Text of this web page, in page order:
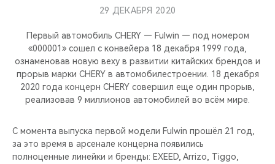
КРОССОВЕРЫ
СЕДАНЫ
НОВИНКИ
КРЕДИТ И СТРАХОВАНИЕ
ЗАПЧАСТИ И АКСЕССУАРЫ
ПОДДЕРЖКА
О БРЕНДЕ
CHERY В СОЦСЕТЯХ
КРЕДИТ
МЫ В СОЦСЕТЯХ
29 ДЕКАБРЯ 2020
Первый автомобиль CHERY — Fulwin — под номером
«000001» сошел с конвейера 18 декабря 1999 года,
ознаменовав новую веху в развитии китайских брендов и
прорыв марки CHERY в автомобилестроении. 18 декабря
2020 года концерн CHERY совершил еще один прорыв,
реализовав 9 миллионов автомобилей во всём мире.
С момента выпуска первой модели Fulwin прошёл 21 год,
за это время в арсенале концерна появились
полноценные линейки и бренды: EXEED, Arrizo, Tiggo,